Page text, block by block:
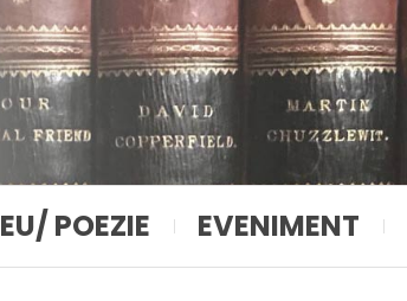
POEZIE EVENIMENT